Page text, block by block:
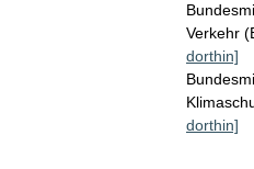
Verkehr
dorthin]
dorthin]